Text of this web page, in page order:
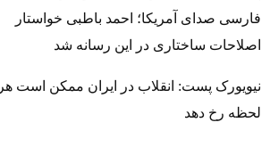
فارسی صدای آمریکا؛ احمد باطبی خواستار
اصلاحات ساختاری در این رسانه شد
نیویورک پست: انقلاب در ایران ممکن است هر
لحظه رخ دهد